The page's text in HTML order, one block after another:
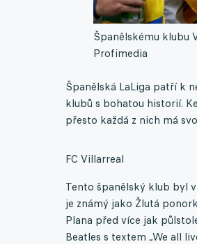
Španělskému klubu
Profimedia
Španělská LaLiga patří k
klubů s bohatou historií.
přesto každá z nich má
FC Villarreal
Tento španělský klub byl
je známý jako Žlutá
Plana před více jak
Beatles s textem „We all